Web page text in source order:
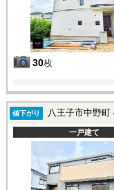
30枚
値下がり 八王子市中野町
一戸建て